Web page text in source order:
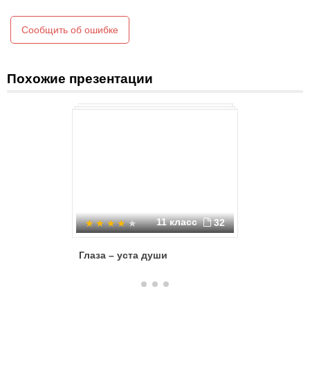
Сообщить об ошибке
Похожие презентации
11 класс 32
Глаза – уста души